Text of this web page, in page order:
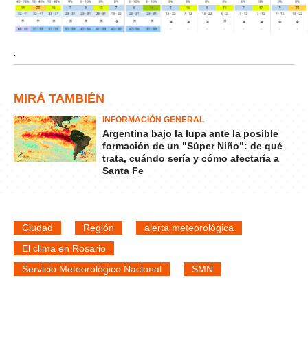
.
MIRÁ TAMBIÉN
INFORMACIÓN GENERAL
Argentina bajo la lupa ante la posible
formación de un "Súper Niño": de qué
trata, cuándo sería y cómo afectaría a
Santa Fe
Ciudad Región
alerta meteorológica
El clima en Rosario
Servicio Meteorológico Nacional
SMN